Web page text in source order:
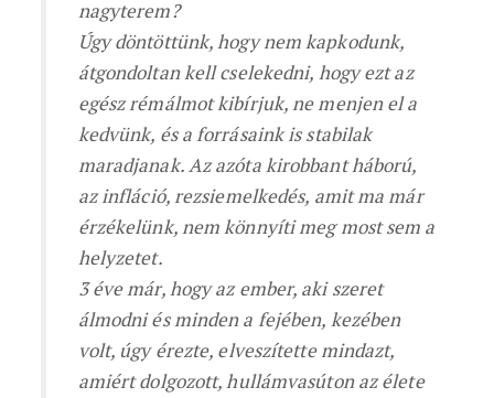
nagyterem?
Úgy döntöttünk, hogy nem kapkodunk,
átgondoltan kell cselekedni, hogy ezt az
egész rémálmot kibírjuk, ne menjen el a
kedvünk, és a forrásaink is stabilak
maradjanak. Az azóta kirobbant háború,
az infláció, rezsiemelkedés, amit ma már
érzékelünk, nem könnyíti meg most sem a
helyzetet.
3 éve már, hogy az ember, aki szeret
álmodni és minden a fejében, kezében
volt, úgy érezte, elveszítette mindazt,
amiért dolgozott, hullámvasúton az élete